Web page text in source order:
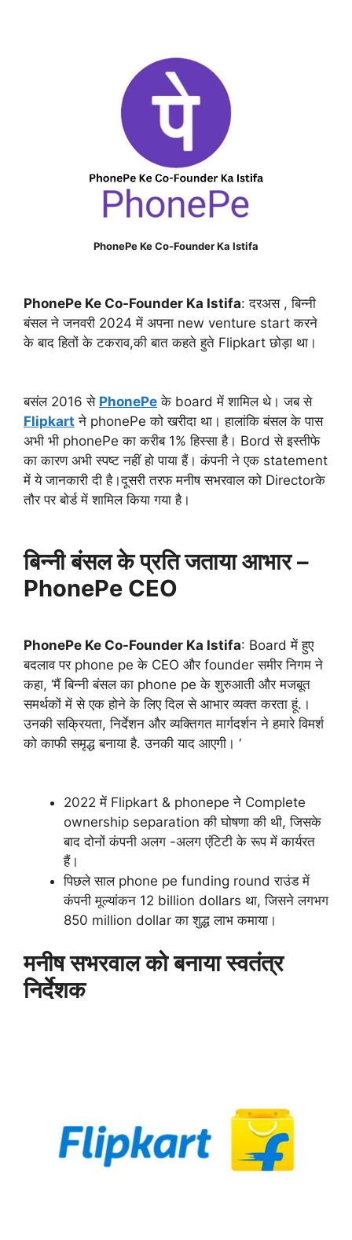
PhonePe Ke Co-Founder Ka Istifa
PhonePe Ke Co-Founder Ka Istifa: दरअस , बिन्नी
बंसल ने जनवरी 2024 में अपना new venture start करने
के बाद हितों के टकराव,की बात कहते हुते Flipkart छोड़ा था।
बसंल 2016 से PhonePe के board में शामिल थे। जब से
Flipkart ने phonePe को खरीदा था। हालांकि बंसल के पास
अभी भी phonePe का करीब 1% हिस्सा है। Bord से इस्तीफे
का कारण अभी स्पष्ट नहीं हो पाया हैं। कंपनी ने एक statement
में ये जानकारी दी है।दूसरी तरफ मनीष सभरवाल को Directorके
तौर पर बोर्ड में शामिल किया गया है।
बिन्नी बंसल के प्रति जताया आभार –
PhonePe CEO
PhonePe Ke Co-Founder Ka Istifa: Board में हुए
बदलाव पर phone pe के CEO और founder समीर निगम ने
कहा, ‘मैं बिन्नी बंसल का phone pe के शुरुआती और मजबूत
समर्थकों में से एक होने के लिए दिल से आभार व्यक्त करता हूं.।
उनकी सक्रियता, निर्देशन और व्यक्तिगत मार्गदर्शन ने हमारे विमर्श
को काफी समृद्ध बनाया है. उनकी याद आएगी। ‘
2022 में Flipkart & phonepe ने Complete
ownership separation की घोषणा की थी, जिसके
बाद दोनों कंपनी अलग -अलग एंटिटी के रूप में कार्यरत
हैं।
पिछले साल phone pe funding round राउंड में
कंपनी मूल्यांकन 12 billion dollars था, जिसने लगभग
850 million dollar का शुद्ध लाभ कमाया।
मनीष सभरवाल को बनाया स्वतंत्र
निर्देशक